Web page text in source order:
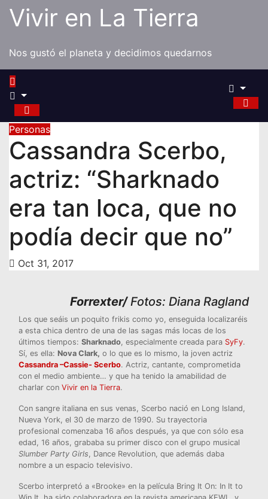
Saltar
Vivir en La Tierra
Nos gustó el planeta y decidimos quedarnos
Personas
Cassandra Scerbo,
actriz: “Sharknado
era tan loca, que no
podía decir que no”
Oct 31, 2017
Forrexter/Fotos: Diana Ragland
Los que seáis un poquito frikis como yo, enseguida localizaréis
a esta chica dentro de una de las sagas más locas de los
últimos tiempos: Sharknado, especialmente creada para SyFy.
Sí, es ella: Nova Clark, o lo que es lo mismo, la joven actriz
Cassandra –Cassie- Scerbo. Actriz, cantante, comprometida
con el medio ambiente… y que ha tenido la amabilidad de
charlar con Vivir en la Tierra.
Con sangre italiana en sus venas, Scerbo nació en Long Island,
Nueva York, el 30 de marzo de 1990. Su trayectoria
profesional comenzaba 16 años después, ya que con sólo esa
edad, 16 años, grababa su primer disco con el grupo musical
Slumber Party Girls, Dance Revolution, que además daba
nombre a un espacio televisivo.
Scerbo interpretó a «Brooke» en la película Bring It On: In It to